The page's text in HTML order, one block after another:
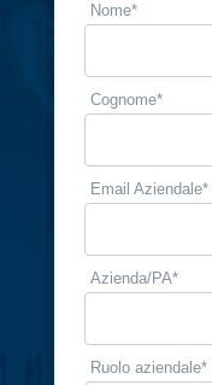
Nome*
Cognome*
Email Aziendale*
Azienda/PA*
Ruolo aziendale​*